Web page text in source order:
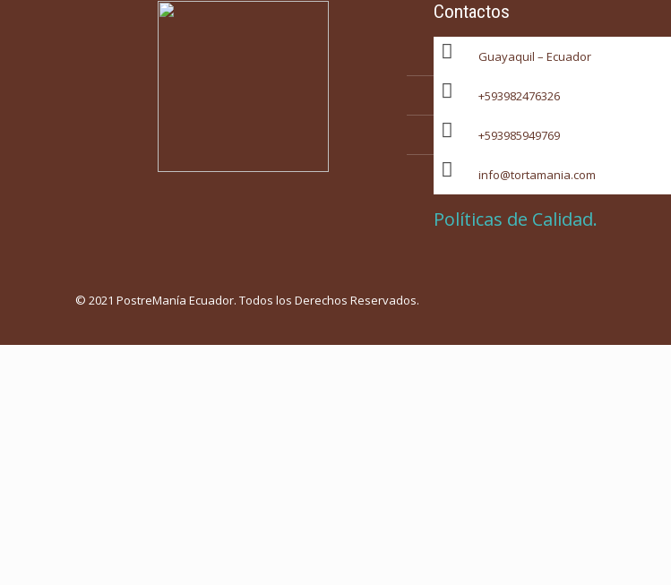
Contactos
Guayaquil – Ecuador
+593982476326
+593985949769
info@tortamania.com
Políticas de Calidad.
© 2021 PostreManía Ecuador. Todos los Derechos Reservados.